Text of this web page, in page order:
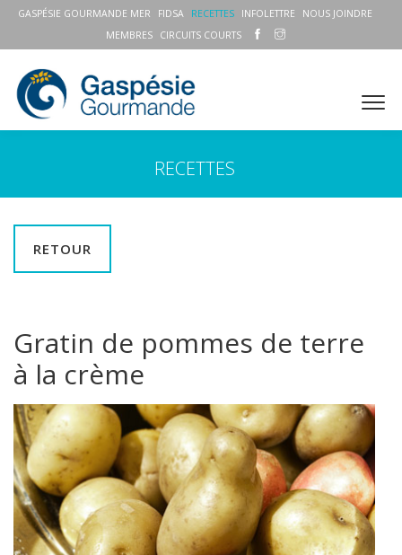
GASPÉSIE GOURMANDE MER FIDSA RECETTES INFOLETTRE
NOUS JOINDRE
MEMBRES
CIRCUITS COURTS
RECETTES
RETOUR
Gratin de pommes de terre
à la crème